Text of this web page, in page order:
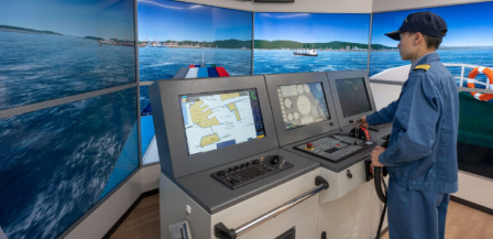
＜ツバメウオ＞は意外
と美味しい！ “でかい
鰭”が特徴的な魚を実
際に食べてみた
椎名まさ
2026.08.05
意外と簡単！ 100均で
買った道具で＜魚のは
く製＞を作ってみた
夏休みの自由研究にい
かが？
みのり
2026.06.02